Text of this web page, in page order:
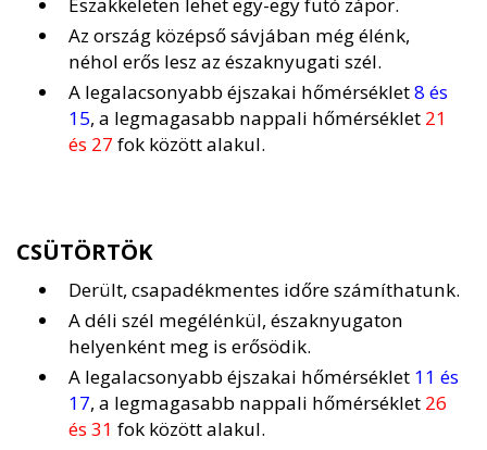
Északkeleten lehet egy-egy futó zápor.
Az ország középső sávjában még élénk,
néhol erős lesz az északnyugati szél.
A legalacsonyabb éjszakai hőmérséklet8 és
15, a legmagasabb nappali hőmérséklet 21
és 27 fok között alakul.
CSÜTÖRTÖK
Derült, csapadékmentes időre számíthatunk.
A déli szél megélénkül, északnyugaton
helyenként meg is erősödik.
A legalacsonyabb éjszakai hőmérséklet 11 és
17, a legmagasabb nappali hőmérséklet 26
és 31 fok között alakul.